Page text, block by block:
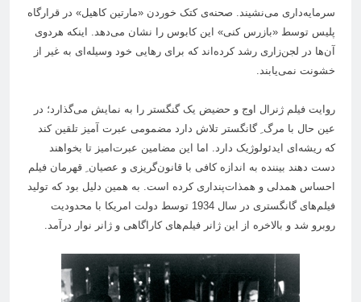
سرمایه‌داری می‌نشیند. صحنه‌ی کتک خوردن «مارتین کاهیل» در قرارگاه
پلیس توسط «بازرس کنی» این کابوس را نشان می‌دهد. اینکه هردو‌ی
آن‌ها در لجن‌زاری رشد کرده‌اند که برای رهایی خود وسیله‌ای به غیر از
خشونت نمی‌یابند.
روایت فیلم ژنرال اوج و حضیض یک گنگستر را به نمایش می‌گذارد؛ در
عین حال با مرگ ِ گانگستر تلاش دارد مضمومی عبرت آمیز تلقین کند
که ریشه‌ای ایدئولوژیک دارد. اما این مضامین عبرت‌امیز تا بخواهند
دست دهند بیننده به اندازه کافی با قانون‌گریزی و عصیان ِ قهرمان فیلم
احساس همدلی و همذات‌پنداری کرده است. به همین دلیل بود که تولید
فیلم‌های گانگستری در سال 1934 توسط دولت امریکا با محدودیت
روبرو شد و بالاخره از این ژانر فیلم‌های کاراگاهی و ژانر نوار در‌آمد.